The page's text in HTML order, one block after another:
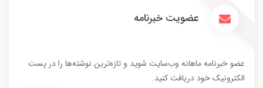
عضویت خبرنامه
عضو خبرنامه ماهانه وب‌سایت شوید و تازه‌ترین نوشته‌ها را در پست
الکترونیک خود دریافت کنید.